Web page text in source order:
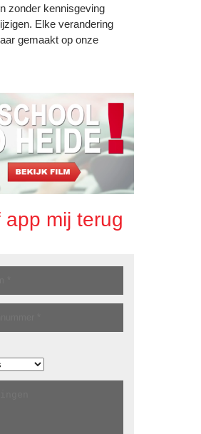
zonder kennisgeving
Elke verandering
gemaakt op onze
app mij terug